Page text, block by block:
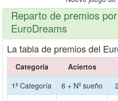
Reparto de premios
EuroDreams
La tabla de premios del
Categoría Aciertos
1ª Categoría
6 + Nº sueño